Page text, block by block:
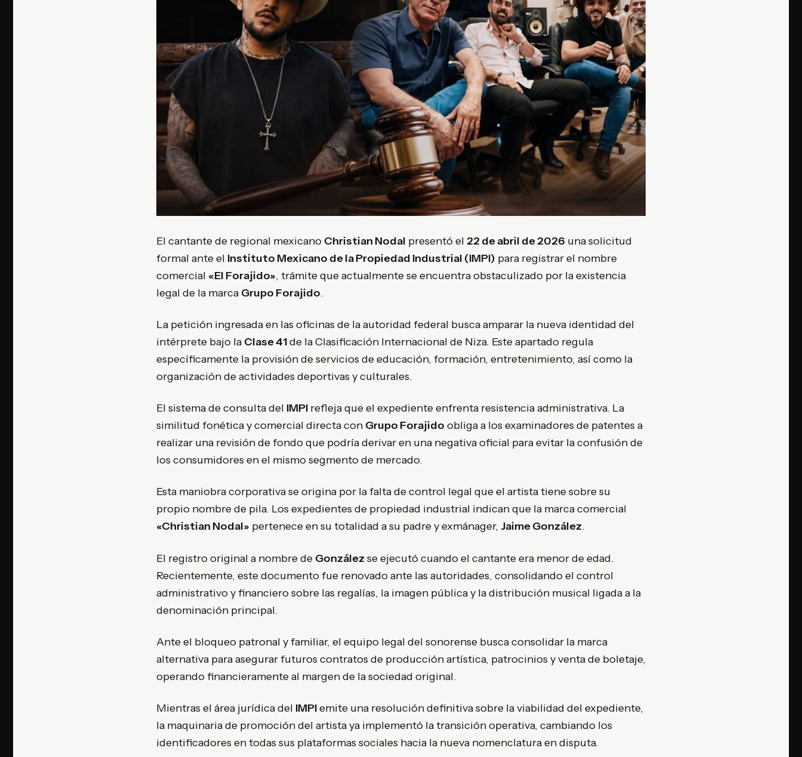
El cantante de regional mexicano Christian Nodal presentó el 22 de abril de 2026 una solicitud
formal ante el Instituto Mexicano de la Propiedad Industrial (IMPI) para registrar el nombre
comercial «El Forajido», trámite que actualmente se encuentra obstaculizado por la existencia
legal de la marca Grupo Forajido.
La petición ingresada en las oficinas de la autoridad federal busca amparar la nueva identidad del
intérprete bajo la Clase 41de la Clasificación Internacional de Niza. Este apartado regula
específicamente la provisión de servicios de educación, formación, entretenimiento, así como la
organización de actividades deportivas y culturales.
El sistema de consulta del IMPI refleja que el expediente enfrenta resistencia administrativa. La
similitud fonética y comercial directa con Grupo Forajido obliga a los examinadores de patentes a
realizar una revisión de fondo que podría derivar en una negativa oficial para evitar la confusión de
los consumidores en el mismo segmento de mercado.
Esta maniobra corporativa se origina por la falta de control legal que el artista tiene sobre su
propio nombre de pila. Los expedientes de propiedad industrial indican que la marca comercial
«Christian Nodal» pertenece en su totalidad a su padre y exmánager, Jaime González.
El registro original a nombre de González se ejecutó cuando el cantante era menor de edad.
Recientemente, este documento fue renovado ante las autoridades, consolidando el control
administrativo y financiero sobre las regalías, la imagen pública y la distribución musical ligada a la
denominación principal.
Ante el bloqueo patronal y familiar, el equipo legal del sonorense busca consolidar la marca
alternativa para asegurar futuros contratos de producción artística, patrocinios y venta de boletaje,
operando financieramente al margen de la sociedad original.
Mientras el área jurídica del IMPIemite una resolución definitiva sobre la viabilidad del expediente,
la maquinaria de promoción del artista ya implementó la transición operativa, cambiando los
identificadores en todas sus plataformas sociales hacia la nueva nomenclatura en disputa.